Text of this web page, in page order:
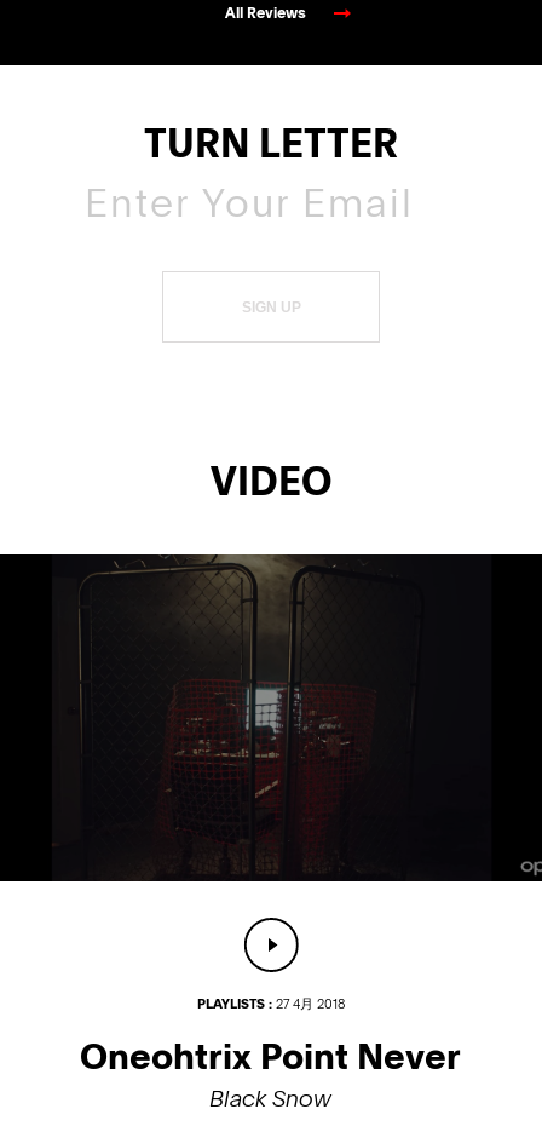
All Reviews
TURN LETTER
SIGN UP
VIDEO
PLAYLISTS :27 4月 2018
Oneohtrix Point Never
Black Snow